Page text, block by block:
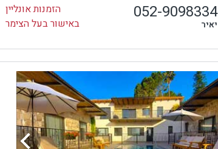
הזמנות אונליין
באישור בעל הצימר
052-9098334
יאיר